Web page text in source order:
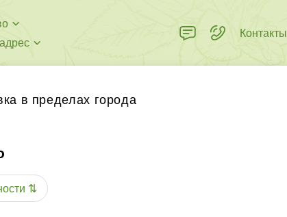
Контакты
в пределах города
банковские карты любых стран
⇅